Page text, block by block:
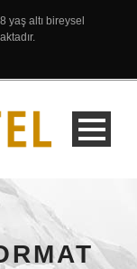
yaş altı bireysel